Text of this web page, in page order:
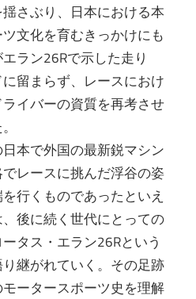
さぶり、日本における本
文化を育むきっかけにも
ラン26Rで示した走り
留まらず、レースにおけ
イバーの資質を再考させ
本で外国の最新鋭マシン
レースに挑んだ浮谷の姿
行くものであったといえ
後に続く世代にとっての
タス・エラン26Rという
継がれていく。その足跡
ータースポーツ史を理解